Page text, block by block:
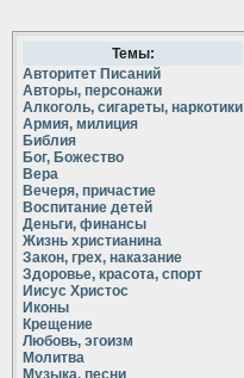
Темы:
Авторитет Писаний
Авторы, персонажи
Алкоголь, сигареты, наркотики
Армия, милиция
Библия
Бог, Божество
Вера
Вечеря, причастие
Воспитание детей
Деньги, финансы
Жизнь христианина
Закон, грех, наказание
Здоровье, красота, спорт
Иисус Христос
Иконы
Крещение
Любовь, эгоизм
Молитва
Музыка, песни